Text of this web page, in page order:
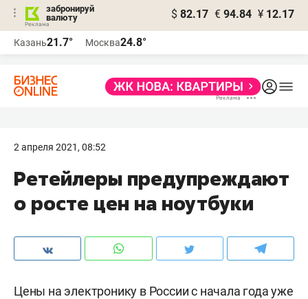
забронируй
валюту
$ 82.17 € 94.84 ¥ 12.17
Казань21.7° Москва24.8°
2 апреля 2021, 08:52
Ретейлеры предупреждают
о росте цен на ноутбуки
Цены на электронику в России с начала года уже